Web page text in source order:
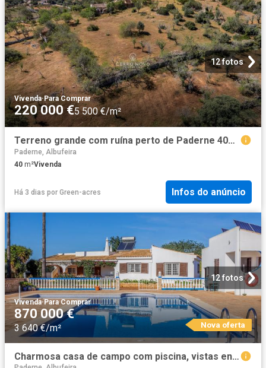
12 fotos
Vivenda· Para Comprar
220 000 €5 500 €/m²
Terreno grande com ruína perto de Paderne 40m² Paderne
Paderne, Albufeira
40 m²Vivenda
Há 3 dias por Green-acres Infos do anúncio
12 fotos
Vivenda·Para Comprar
870 000 €
3 640 €/m² Nova oferta
Charmosa casa de campo com piscina, vistas encantadoras e ca. 239m² Paderne